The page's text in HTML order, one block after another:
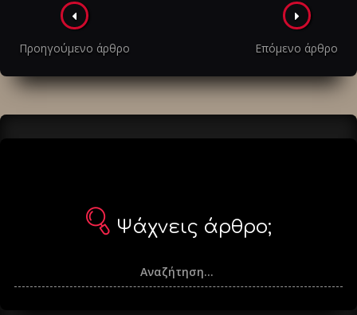
Πλοήγηση
στα
άρθρα
Προηγούμενο άρθρο Επόμενο άρθρο
Ψάχνεις άρθρο;